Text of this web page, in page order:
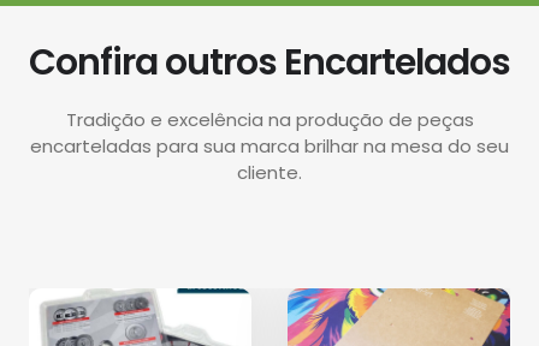
Confira outros Encartelados
Tradição e excelência na produção de peças
encarteladas para sua marca brilhar na mesa do seu
cliente.